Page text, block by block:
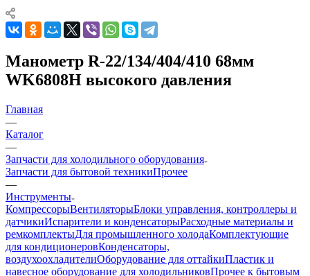
Манометр R-22/134/404/410 68мм
WK6808H высокого давления
Главная
—
Каталог
—
Запчасти для холодильного оборудования
Запчасти для бытовой техникиПрочее
—
Инструменты
КомпрессорыВентиляторыБлоки управления, контроллеры и
датчикиИспарители и конденсаторыРасходные материалы и
ремкомплектыДля промышленного холодаКомплектующие
для кондиционеровКонденсаторы,
воздухоохладителиОборудование для оттайкиПластик и
навесное оборудование для холодильниковПрочее к бытовым